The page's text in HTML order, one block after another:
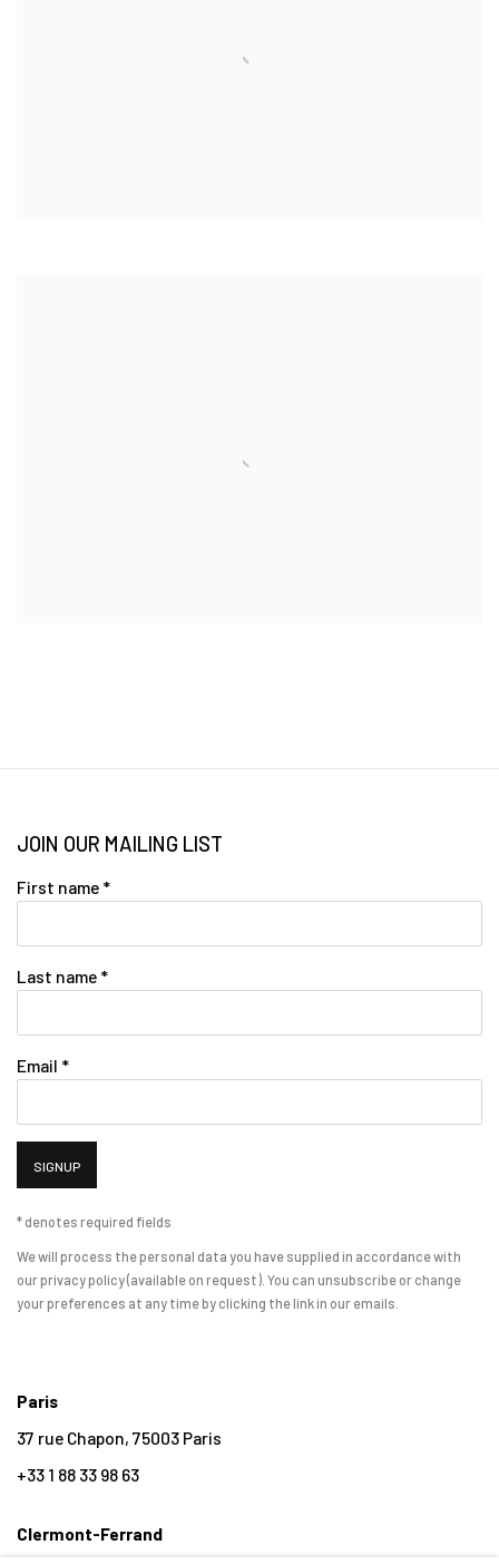
JOIN OUR MAILING LIST
First name *
Last name *
Email *
SIGNUP
* denotes required fields
We will process the personal data you have supplied in accordance with
our privacy policy (available on request). You can unsubscribe or change
your preferences at any time by clicking the link in our emails.
Paris
37 rue Chapon, 75003 Paris
+33 1 88 33 98 63
Clermont-Ferrand